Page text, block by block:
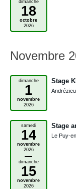
dimanche
18
octobre
2026
Novembre
dimanche
1
novembre
2026
Stage
samedi
14
novembre
2026
–
dimanche
15
novembre
2026
Stage
Le Puy-